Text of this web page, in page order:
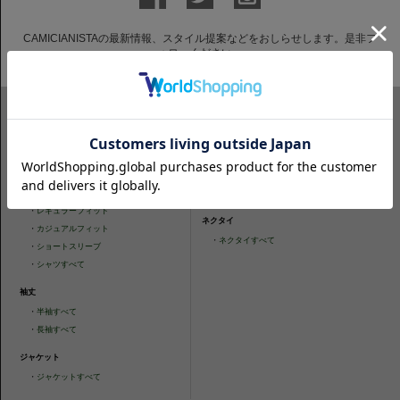
CAMICIANISTAの最新情報、スタイル提案などをおしらせします。是非フ
ォローください。
スリムフィット
・ タイトフィット
・レギュラーフィット
・ カジュアルフィット
・ ショートスリーブ
・ シャツすべて
袖丈
・半袖すべて
・長袖すべて
ジャケット
・ ジャケットすべて
ニットシャツ
タイトフィット
ネクタイ
・ ネクタイすべて